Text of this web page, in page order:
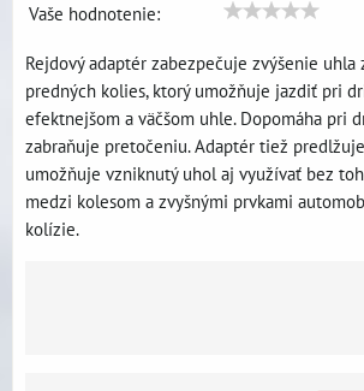
Vaše hodnotenie:
Rejdový adaptér zabezpečuje zvýšenie uhla
predných kolies, ktorý umožňuje jazdiť pri
efektnejšom a väčšom uhle. Dopomáha pri
zabraňuje pretočeniu. Adaptér tiež
umožňuje vzniknutý uhol aj využívať bez
medzi kolesom a zvyšnými prvkami
kolízie.